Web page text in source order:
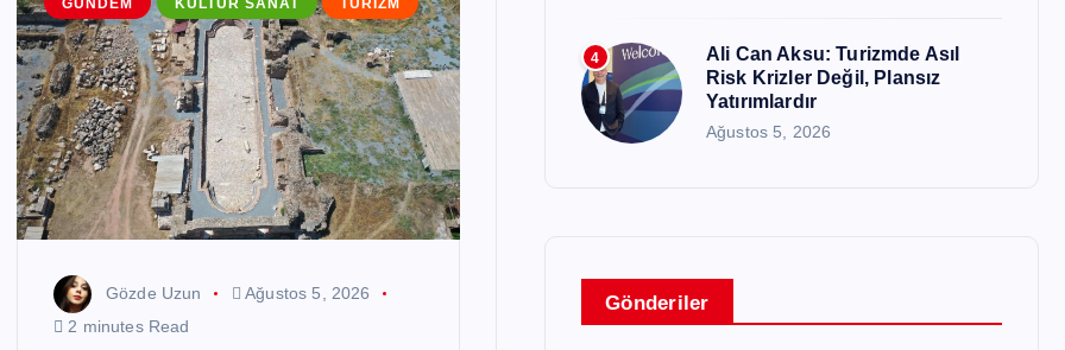
Gözde Uzun
Ağustos 5, 2026
2 minutes Read
4
Ali Can Aksu: Turizmde Asıl
Risk Krizler Değil, Plansız
Yatırımlardır
Ağustos 5, 2026
Gönderiler